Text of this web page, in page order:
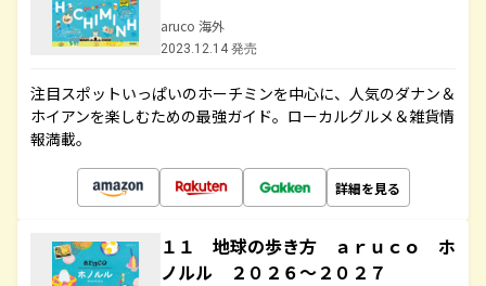
aruco 海外
2023.12.14 発売
注目スポットいっぱいのホーチミンを中心に、人気のダナン＆
ホイアンを楽しむための最強ガイド。ローカルグルメ＆雑貨情
報満載。
詳細を見る
１１ 地球の歩き方 ａｒｕｃｏ ホ
ノルル ２０２６～２０２７